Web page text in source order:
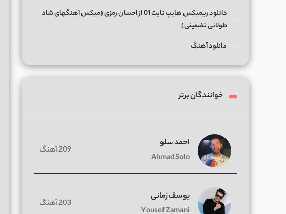
دانلود ریمیکس هایپ نایت 01 از احسان رمزی (میکس آهنگهای شاد
طولانی تضمینی)
دانلود آهنگ
خوانندگان برتر
احمد سلو
Ahmad Solo
209 آهنگ
یوسف زمانی
203 آهنگ